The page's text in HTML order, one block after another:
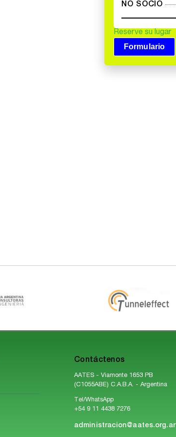
Contáctenos
AATES - Viamonte 1653 PB
(C1055ABE) C.A.B.A. - Argentina
Tel/WhatsApp
+54 9 11 4438 7276
administracion@aates.org.ar
NO SOCIO
Reserve su lugar
Formulario